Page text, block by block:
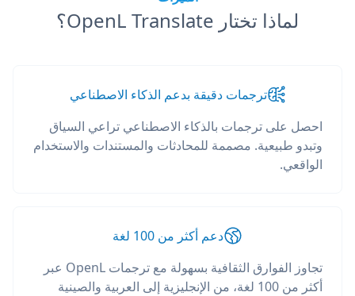
لماذا تختار OpenL Translate؟
ترجمات دقيقة بدعم الذكاء الاصطناعي
احصل على ترجمات بالذكاء الاصطناعي تراعي السياق
وتبدو طبيعية. مصممة للمحادثات والمستندات والاستخدام
الواقعي.
دعم أكثر من 100 لغة
تجاوز الفوارق الثقافية بسهولة مع ترجمات OpenL عبر
أكثر من 100 لغة، من الإنجليزية إلى العربية والصينية